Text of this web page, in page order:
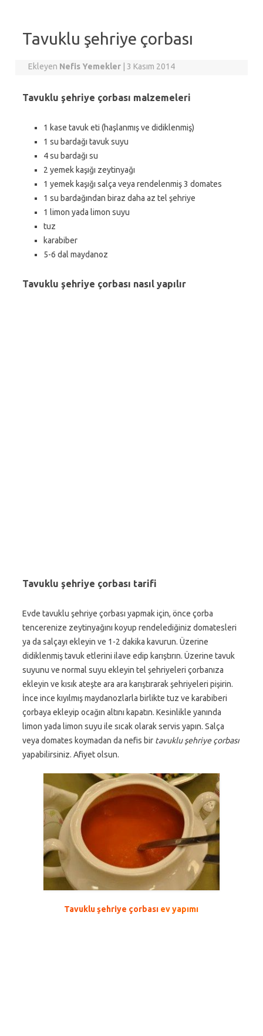
Tavuklu şehriye çorbası
Ekleyen Nefis Yemekler 3 Kasım 2014
Tavuklu şehriye çorbası malzemeleri
1 kase tavuk eti (haşlanmış ve didiklenmiş)
1 su bardağı tavuk suyu
4 su bardağı su
2 yemek kaşığı zeytinyağı
1 yemek kaşığı salça veya rendelenmiş 3 domates
1 su bardağından biraz daha az tel şehriye
1 limon yada limon suyu
tuz
karabiber
5-6 dal maydanoz
Tavuklu şehriye çorbası nasıl yapılır
Tavuklu şehriye çorbası tarifi
Evde tavuklu şehriye çorbası yapmak için, önce çorba
tencerenize zeytinyağını koyup rendelediğiniz domatesleri
ya da salçayı ekleyin ve 1-2 dakika kavurun. Üzerine
didiklenmiş tavuk etlerini ilave edip karıştırın. Üzerine tavuk
suyunu ve normal suyu ekleyin tel şehriyeleri çorbanıza
ekleyin ve kısık ateşte ara ara karıştırarak şehriyeleri pişirin.
İnce ince kıyılmış maydanozlarla birlikte tuz ve karabiberi
çorbaya ekleyip ocağın altını kapatın. Kesinlikle yanında
limon yada limon suyu ile sıcak olarak servis yapın. Salça
veya domates koymadan da nefis bir tavuklu şehriye çorbası
yapabilirsiniz. Afiyet olsun.
Tavuklu şehriye çorbası ev yapımı